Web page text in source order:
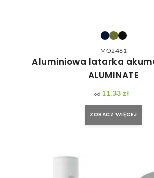
MO2461
Aluminiowa latarka
ALUMINATE
11,33zł
ZOBACZ WIĘCEJ